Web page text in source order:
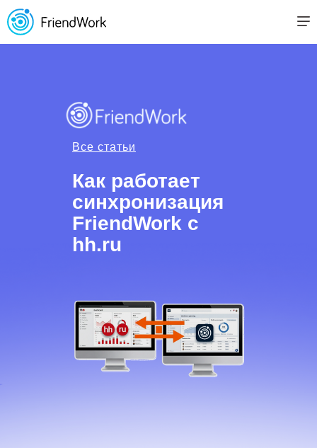
Все статьи
Как работает
синхронизация
FriendWork с
hh.ru